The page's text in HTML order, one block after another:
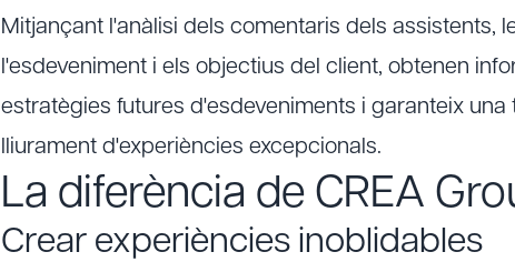
Mitjançant l'anàlisi dels comentaris dels assistents,
l'esdeveniment i els objectius del client, obtenen
estratègies futures d'esdeveniments i garanteix
lliurament d'experiències excepcionals.
La diferència de CREA
Crear experiències inoblidables